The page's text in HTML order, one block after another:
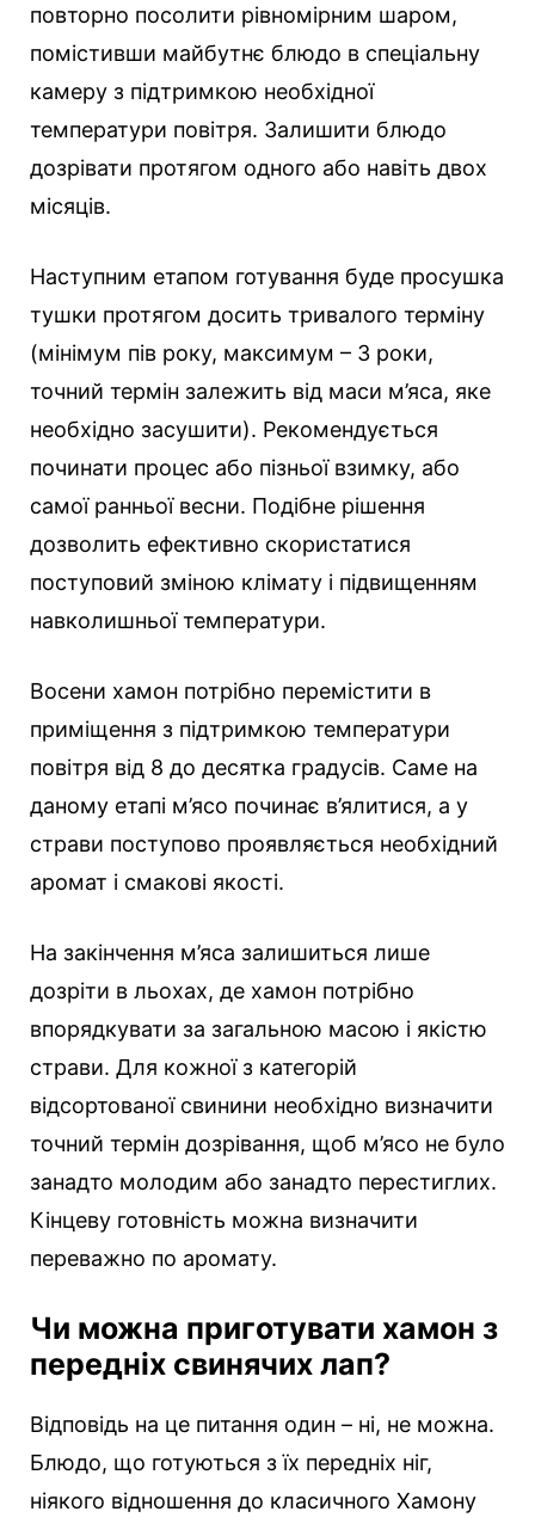
повторно посолити рівномірним шаром,
помістивши майбутнє блюдо в спеціальну
камеру з підтримкою необхідної
температури повітря. Залишити блюдо
дозрівати протягом одного або навіть двох
місяців.
Наступним етапом готування буде просушка
тушки протягом досить тривалого терміну
(мінімум пів року, максимум – 3 роки,
точний термін залежить від маси м’яса, яке
необхідно засушити). Рекомендується
починати процес або пізньої взимку, або
самої ранньої весни. Подібне рішення
дозволить ефективно скористатися
поступовий зміною клімату і підвищенням
навколишньої температури.
Восени хамон потрібно перемістити в
приміщення з підтримкою температури
повітря від 8 до десятка градусів. Саме на
даному етапі м’ясо починає в’ялитися, а у
страви поступово проявляється необхідний
аромат і смакові якості.
На закінчення м’яса залишиться лише
дозріти в льохах, де хамон потрібно
впорядкувати за загальною масою і якістю
страви. Для кожної з категорій
відсортованої свинини необхідно визначити
точний термін дозрівання, щоб м’ясо не було
занадто молодим або занадто перестиглих.
Кінцеву готовність можна визначити
переважно по аромату.
Чи можна приготувати хамон з
передніх свинячих лап?
Відповідь на це питання один – ні, не можна.
Блюдо, що готуються з їх передніх ніг,
ніякого відношення до класичного Хамону